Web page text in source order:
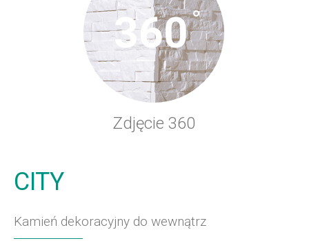
360
°
Zdjęcie 360
CITY
Kamień dekoracyjny do wewnątrz